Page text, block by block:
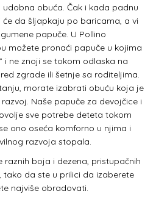
obuća. Čak i kada padnu
će da šljapkaju po baricama, a vi
papuče. U Pollino
možete pronaći papuče u kojima
i ne znoji se tokom odlaska na
zgrade ili šetnje sa roditeljima.
morate izabrati obuću koja je
Naše papuče za devojčice i
sve potrebe deteta tokom
ono oseća komforno u njima i
razvoja stopala.
raznih boja i dezena, pristupačnih
tako da ste u prilici da izaberete
najviše obradovati.